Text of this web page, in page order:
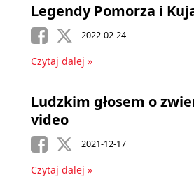
Legendy Pomorza i
2022-02-24
Czytaj dalej »
Ludzkim głosem o
video
2021-12-17
Czytaj dalej »